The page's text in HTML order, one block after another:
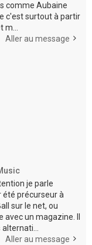
comme Aubaine
c'est surtout à partir
Aller au message
je parle
été précurseur à
sur le net, ou
un magazine. Il
Aller au message